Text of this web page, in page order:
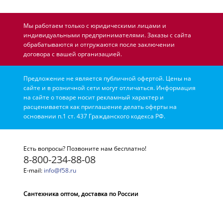
Мы работаем только с юридическими лицами и
индивидуальными предпринимателями. Заказы с сайта
обрабатываются и отгружаются после заключении
договора с вашей организацией.
Предложение не является публичной офертой. Цены на
сайте и в розничной сети могут отличаться. Информация
на сайте о товаре носит рекламный характер и
расценивается как приглашение делать оферты на
основании п.1 ст. 437 Гражданского кодекса РФ.
Есть вопросы? Позвоните нам бесплатно!
8-800-234-88-08
E-mail: info@f58.ru
Сантехника оптом, доставка по России